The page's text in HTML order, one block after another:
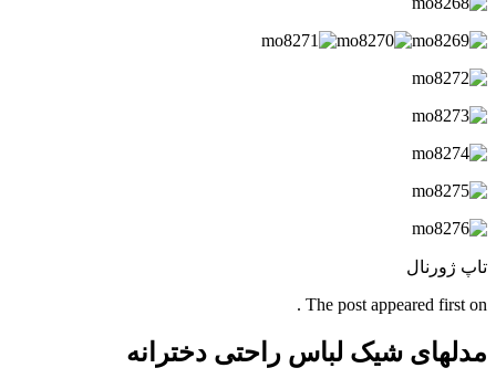
تاپ ژورنال
The post appeared first on .
مدلهای شیک لباس راحتی دخترانه